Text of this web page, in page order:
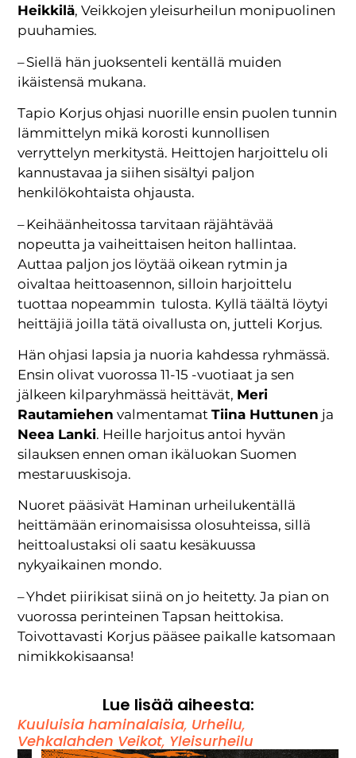
Heikkilä, Veikkojen yleisurheilun monipuolinen
puuhamies.
– Siellä hän juoksenteli kentällä muiden
ikäistensä mukana.
Tapio Korjus ohjasi nuorille ensin puolen tunnin
lämmittelyn mikä korosti kunnollisen
verryttelyn merkitystä. Heittojen harjoittelu oli
kannustavaa ja siihen sisältyi paljon
henkilökohtaista ohjausta.
– Keihäänheitossa tarvitaan räjähtävää
nopeutta ja vaiheittaisen heiton hallintaa.
Auttaa paljon jos löytää oikean rytmin ja
oivaltaa heittoasennon, silloin harjoittelu
tuottaa nopeammin tulosta. Kyllä täältä löytyi
heittäjiä joilla tätä oivallusta on, jutteli Korjus.
Hän ohjasi lapsia ja nuoria kahdessa ryhmässä.
Ensin olivat vuorossa 11-15 -vuotiaat ja sen
jälkeen kilparyhmässä heittävät, Meri
Rautamiehen valmentamatTiina Huttunen ja
Neea Lanki. Heille harjoitus antoi hyvän
silauksen ennen oman ikäluokan Suomen
mestaruuskisoja.
Nuoret pääsivät Haminan urheilukentällä
heittämään erinomaisissa olosuhteissa, sillä
heittoalustaksi oli saatu kesäkuussa
nykyaikainen mondo.
– Yhdet piirikisat siinä on jo heitetty. Ja pian on
vuorossa perinteinen Tapsan heittokisa.
Toivottavasti Korjus pääsee paikalle katsomaan
nimikkokisaansa!
Lue lisää aiheesta:
Kuuluisia haminalaisia, Urheilu,
Vehkalahden Veikot, Yleisurheilu